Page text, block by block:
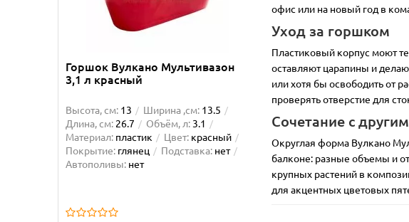
Горшок Вулкано Мультивазон
3,1 л красный
Высота, см: 13 Ширина ,см: 13.5
Длина, см: 26.7 Объём, л: 3.1
Материал: пластик Цвет: красный
Покрытие: глянец Подставка: нет
Автополивы: нет
Горшок Вулкано
3,1 л фисташка
Высота, см: 13
Длина, см:26.7 Объём, л:
Материал:
пластик
Цвет:
фисташковый
Покрытие:
Подставка: нет
офис или на новый год в
Уход за горшком
Пластиковый корпус моют
оставляют царапины и
или хотя бы освободить от
проверять отверстие для
Сочетание с
Округлая форма Вулкано
балконе: разные объемы и
крупных растений в
для акцентных цветовых